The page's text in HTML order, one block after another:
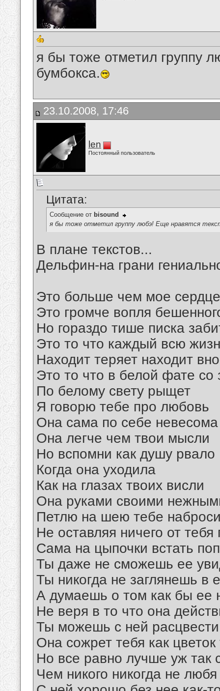
я бы тоже отметил группу
бумбокса.
23.10.2008, 17:46
len
Постоянный пользователь
Цитата:
Сообщение от bisound
я бы тоже отметил группу любэ! Еще нравятся
В плане текстов...
Дельфин-на грани
Это больше чем мое
Это громче вопля
Но гораздо тише писка
Это то что каждый всю
Находит теряет находит
Это то что в белой фате
По белому свету рыщет
Я говорю тебе про любовь
Она сама по себе невесома
Она легче чем твои мысли
Но вспомни как душу рвало
Когда она уходила
Как на глазах твоих висли
Она руками своими
Петлю на шею тебе
Не оставляя ничего от тебя
Cама на цыпочки встать
Ты даже не сможешь ее
Ты никогда не заглянешь в
А думаешь о том как бы ее
Не веря в то что она
Ты можешь с ней расцвести
Она сожрет тебя как цветок
Но все равно лучше уж так
Чем никого никогда не любя